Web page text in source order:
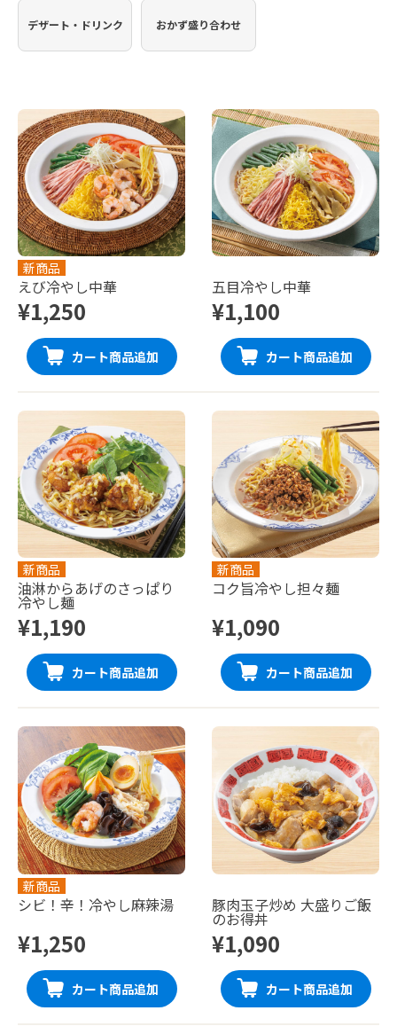
デザート・ドリンク おかず盛り合わせ
新商品
えび冷やし中華
¥1,250
カート商品追加
五目冷やし中華
¥1,100
カート商品追加
新商品
油淋からあげのさっぱり
冷やし麺
¥1,190
カート商品追加
新商品
コク旨冷やし担々麺
¥1,090
カート商品追加
新商品
シビ！辛！冷やし麻辣湯
¥1,250
カート商品追加
豚肉玉子炒め 大盛りご飯
のお得丼
¥1,090
カート商品追加